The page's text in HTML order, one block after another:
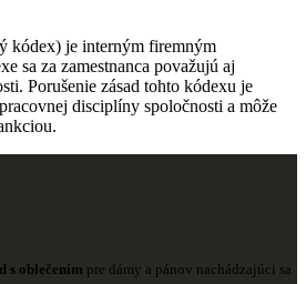
kódex) je interným firemným
sa za zamestnanca považujú aj
Porušenie zásad tohto kódexu je
disciplíny spoločnosti a môže
s oblečením pre dámy a pánov nachádzajúci sa